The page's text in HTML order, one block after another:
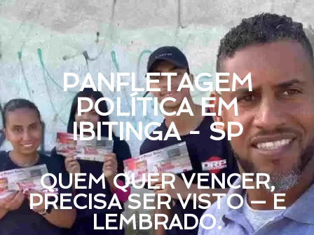
PANFLETAGEM
POLÍTICA EM
IBITINGA - SP
QUEM QUER VENCER,
PRECISA SER VISTO — E
LEMBRADO.